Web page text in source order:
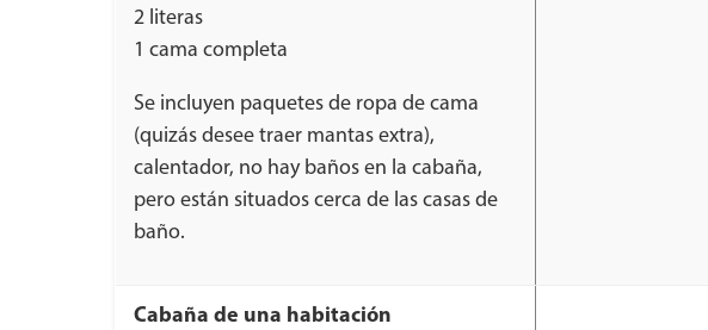
2 literas
1 cama completa
Se incluyen paquetes de ropa de cama
(quizás desee traer mantas extra),
calentador, no hay baños en la cabaña,
pero están situados cerca de las casas de
baño.
Cabaña de una habitación